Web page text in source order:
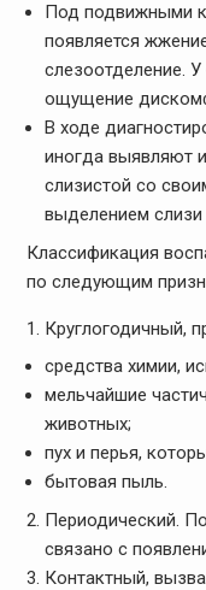
Под подвижными
появляется
слезоотделение.
ощущение
В ходе
иногда выявляют
слизистой со
выделением слизи
Классификация
по следующим
Круглогодичный,
средства химии,
мельчайшие
животных;
пух и перья,
бытовая пыль.
Периодический.
связано с
Контактный,